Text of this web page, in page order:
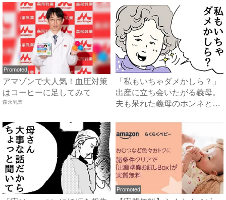
Promoted
アマゾンで大人気！血圧対策
はコーヒーに足してみて
森永乳業
「私もいちゃダメかしら？」
出産に立ち会いたがる義母。
夫も呆れた義母のホンネと
Promoted